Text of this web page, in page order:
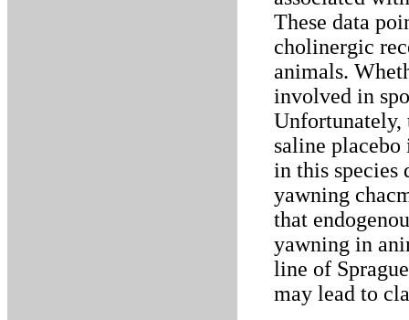
These data
cholinergic
animals.
involved in
saline placebo
in this species
yawning
that
yawning in
line of
may lead to